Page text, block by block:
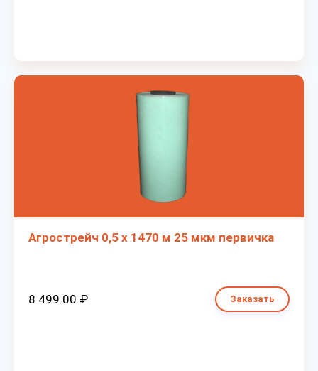
Агрострейч 0,5 х 1470 м 25 мкм первичка
8 499.00 ₽ Заказать